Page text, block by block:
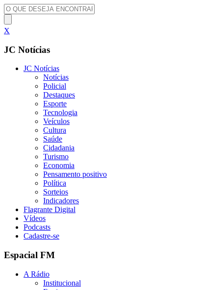
X
JC Notícias
JC Notícias
Notícias
Policial
Destaques
Esporte
Tecnologia
Veículos
Cultura
Saúde
Cidadania
Turismo
Economia
Pensamento positivo
Política
Sorteios
Indicadores
Flagrante Digital
Vídeos
Podcasts
Cadastre-se
Espacial FM
A Rádio
Institucional